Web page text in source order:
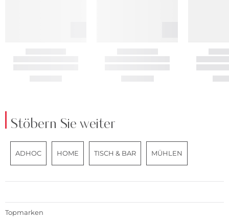
Stöbern Sie weiter
ADHOC HOME TISCH & BAR MÜHLEN
Topmarken